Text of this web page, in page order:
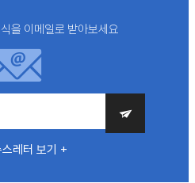
을 이메일로 받아보세요
레터 보기 +